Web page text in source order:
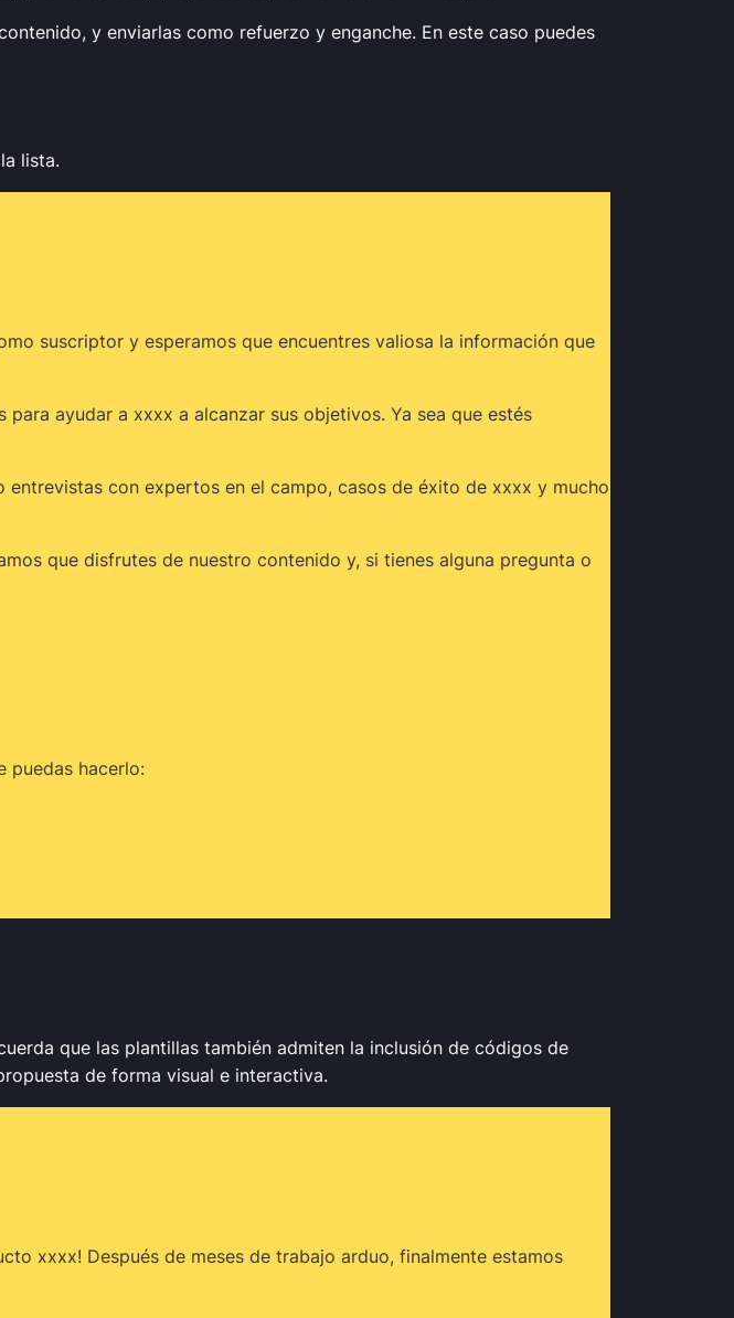
y enviarlas como refuerzo y enganche. En este caso puedes
lista.
suscriptor y esperamos que encuentres valiosa la información que
ayudar a xxxx a alcanzar sus objetivos. Ya sea que estés
con expertos en el campo, casos de éxito de xxxx y mucho
que disfrutes de nuestro contenido y, si tienes alguna pregunta o
puedas hacerlo:
que las plantillas también admiten la inclusión de códigos de
de forma visual e interactiva.
xxxx! Después de meses de trabajo arduo, finalmente estamos